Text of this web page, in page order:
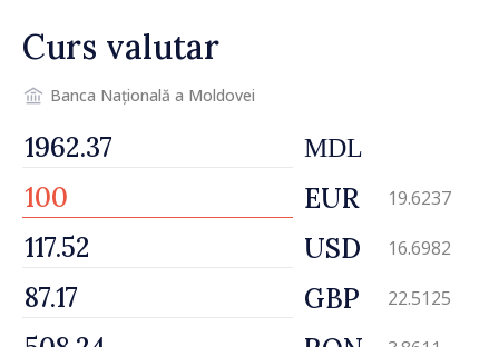
Curs valutar
Banca Națională a Moldovei
MDL
EUR 19.6237
USD 16.6982
GBP 22.5125